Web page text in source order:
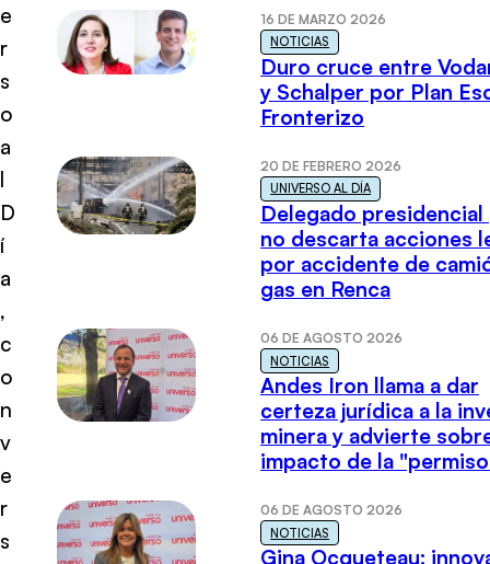
e
r
s
o
a
l
D
í
a
,
c
o
n
v
e
r
s
16 DE MARZO 2026
NOTICIAS
Duro cruce entre
y Schalper por Plan
Fronterizo
20 DE FEBRERO 2026
UNIVERSO AL DÍA
Delegado presidencial
no descarta acciones
por accidente de
gas en Renca
06 DE AGOSTO 2026
NOTICIAS
Andes Iron llama a dar
certeza jurídica a la
minera y advierte
impacto de la
06 DE AGOSTO 2026
NOTICIAS
Gina Ocqueteau: